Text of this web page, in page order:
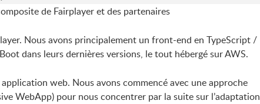
de Fairplayer et des partenaires
Nous avons principalement un front-end en TypeScript /
dans leurs dernières versions, le tout hébergé sur AWS.
web. Nous avons commencé avec une approche
WebApp) pour nous concentrer par la suite sur l’adaptation